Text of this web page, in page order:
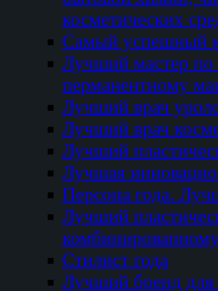
косметических
Самый успешный
Лучший мастер по
перманентному
Лучший врач
Лучший врач
Лучший
Лучшая
Персона года.
Лучший
Стилист года
Лучший бренд